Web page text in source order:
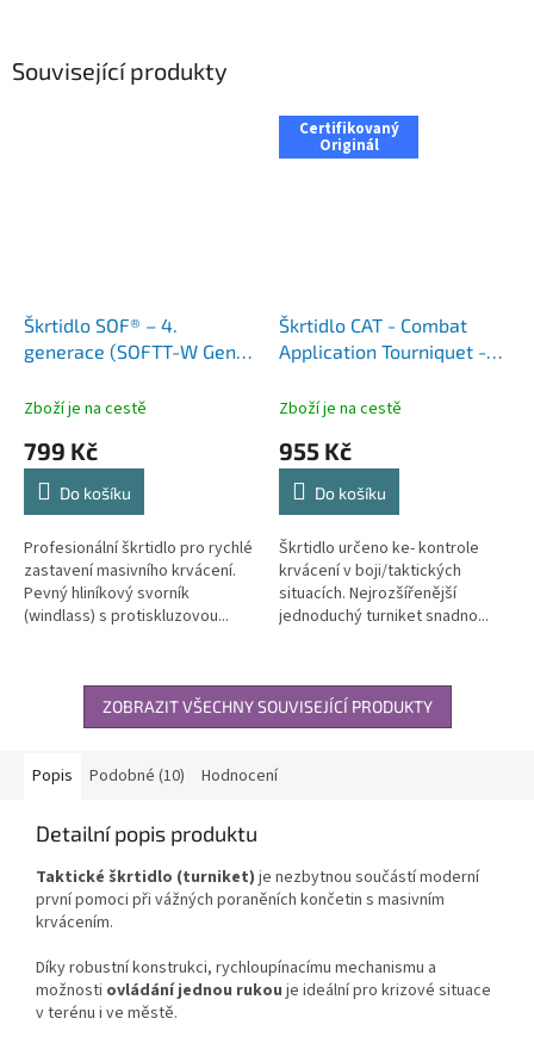
Související produkty
Škrtidlo SOF® – 4.
generace (SOFTT-W Gen
hliníkovým svorníkem –
Zboží je na cestě
799 Kč
Do košíku
Profesionální škrtidlo pro rychlé
zastavení masivního krvácení.
Pevný hliníkový svorník
(windlass) s protiskluzovou...
Certifikovaný
Originál
Škrtidlo CAT - Combat
Application Tourniquet -
Zboží je na cestě
955 Kč
Do košíku
Škrtidlo určeno ke- kontrole
krvácení v boji/taktických
situacích. Nejrozšířenější
jednoduchý turniket snadno...
ZOBRAZIT VŠECHNY SOUVISEJÍCÍ PRODUKTY
Popis Podobné (10) Hodnocení
Detailní popis produktu
Taktické škrtidlo (turniket) je nezbytnou součástí moderní
první pomoci při vážných poraněních končetin s masivním
krvácením.
Díky robustní konstrukci, rychloupínacímu mechanismu a
možnosti ovládání jednou rukou je ideální pro krizové situace
v terénu i ve městě.